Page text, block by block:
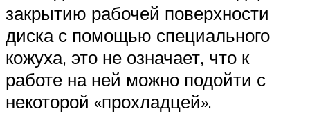
закрытию рабочей поверхности
диска с помощью специального
кожуха, это не означает, что к
работе на ней можно подойти с
некоторой «прохладцей».